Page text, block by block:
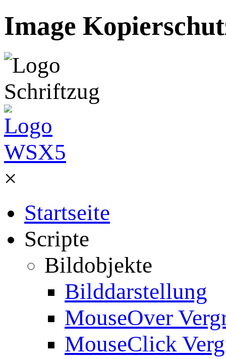
Image
×
Startseite
Scripte
Bildobjekte
Bilddarstellung
MouseOver
MouseClick